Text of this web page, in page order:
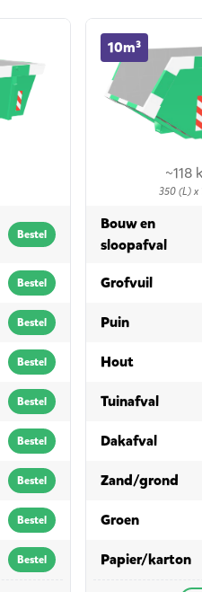
Bestel
Bestel
Bestel
Bestel
Bestel
Bestel
Bestel
Bestel
Bestel
~118
350 (L) x
10m³
10m³ container
Bouw en
sloopafvalin
Grofvuilin 10m³
Puinin 10m³
Houtin 10m³
Tuinafvalin 10m³
Dakafvalin 10m³
Zand/grond
Groenin 10m³
Papier/karton